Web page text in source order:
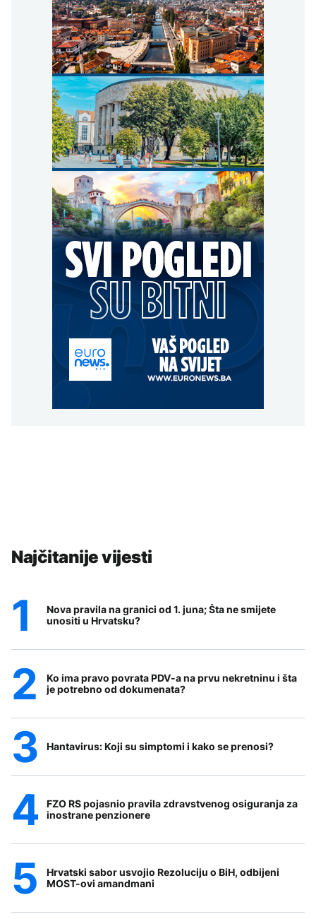
Najčitanije vijesti
Nova pravila na granici od 1. juna; Šta ne smijete
unositi u Hrvatsku?
Ko ima pravo povrata PDV-a na prvu nekretninu i šta
je potrebno od dokumenata?
Hantavirus: Koji su simptomi i kako se prenosi?
FZO RS pojasnio pravila zdravstvenog osiguranja za
inostrane penzionere
Hrvatski sabor usvojio Rezoluciju o BiH, odbijeni
MOST-ovi amandmani